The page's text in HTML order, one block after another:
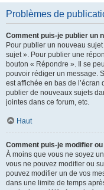
Problèmes de
Comment puis-je publier un
Pour publier un nouveau
sujet ». Pour publier une
bouton « Répondre ». Il se
pouvoir rédiger un message.
est affichée en bas de
publier de nouveaux sujets
jointes dans ce forum, etc.
Haut
Comment puis-je modifier
À moins que vous ne soyez
vous ne pouvez modifier ou
pouvez modifier un de vos
dans une limite de temps